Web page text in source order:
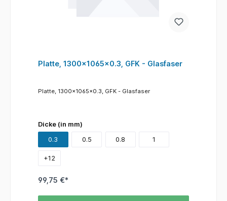
Platte, 1300x1065x0.3, GFK - Glasfaser
Platte, 1300x1065x0.3, GFK - Glasfaser
Dicke (in mm)
0.3
0.5 0.8 1
+12
99,75 €*